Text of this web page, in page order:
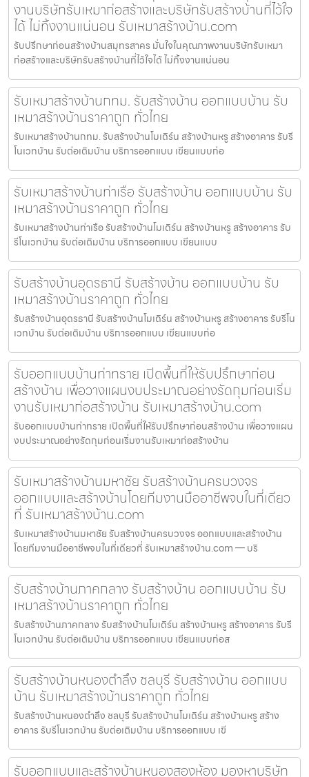
งานบริษัทรับเหมาก่อสร้างและบริษัทรับสร้างบ้านที่ไว้ใจ
ได้ ไม่ทิ้งงานแน่นอน รับเหมาสร้างบ้าน.com
รับปรึกษาก่อนสร้างบ้านสมุทรสาคร มั่นใจในคุณภาพงานบริษัทรับเหมา
ก่อสร้างและบริษัทรับสร้างบ้านที่ไว้ใจได้ ไม่ทิ้งงานแน่นอน
รับเหมาสร้างบ้านกทม. รับสร้างบ้าน ออกแบบบ้าน รับ
เหมาสร้างบ้านราคาถูก ทั่วไทย
รับเหมาสร้างบ้านกทม. รับสร้างบ้านโมเดิร์น สร้างบ้านหรู สร้างอาคาร รับรี
โนเวทบ้าน รับต่อเติมบ้าน บริการออกแบบ เขียนแบบก่อ
รับเหมาสร้างบ้านท่าเรือ รับสร้างบ้าน ออกแบบบ้าน รับ
เหมาสร้างบ้านราคาถูก ทั่วไทย
รับเหมาสร้างบ้านท่าเรือ รับสร้างบ้านโมเดิร์น สร้างบ้านหรู สร้างอาคาร รับ
รีโนเวทบ้าน รับต่อเติมบ้าน บริการออกแบบ เขียนแบบ
รับสร้างบ้านอุดรธานี รับสร้างบ้าน ออกแบบบ้าน รับ
เหมาสร้างบ้านราคาถูก ทั่วไทย
รับสร้างบ้านอุดรธานี รับสร้างบ้านโมเดิร์น สร้างบ้านหรู สร้างอาคาร รับรีโน
เวทบ้าน รับต่อเติมบ้าน บริการออกแบบ เขียนแบบก่อ
รับออกแบบบ้านท่าทราย เปิดพื้นที่ให้รับปรึกษาก่อน
สร้างบ้าน เพื่อวางแผนงบประมาณอย่างรัดกุมก่อนเริ่ม
งานรับเหมาก่อสร้างบ้าน รับเหมาสร้างบ้าน.com
รับออกแบบบ้านท่าทราย เปิดพื้นที่ให้รับปรึกษาก่อนสร้างบ้าน เพื่อวางแผน
งบประมาณอย่างรัดกุมก่อนเริ่มงานรับเหมาก่อสร้างบ้าน
รับเหมาสร้างบ้านมหาชัย รับสร้างบ้านครบวงจร
ออกแบบและสร้างบ้านโดยทีมงานมืออาชีพจบในที่เดียว
ที่ รับเหมาสร้างบ้าน.com
รับเหมาสร้างบ้านมหาชัย รับสร้างบ้านครบวงจร ออกแบบและสร้างบ้าน
โดยทีมงานมืออาชีพจบในที่เดียวที่ รับเหมาสร้างบ้าน.com — บริ
รับสร้างบ้านภาคกลาง รับสร้างบ้าน ออกแบบบ้าน รับ
เหมาสร้างบ้านราคาถูก ทั่วไทย
รับสร้างบ้านภาคกลาง รับสร้างบ้านโมเดิร์น สร้างบ้านหรู สร้างอาคาร รับรี
โนเวทบ้าน รับต่อเติมบ้าน บริการออกแบบ เขียนแบบก่อส
รับสร้างบ้านหนองตำลึง ชลบุรี รับสร้างบ้าน ออกแบบ
บ้าน รับเหมาสร้างบ้านราคาถูก ทั่วไทย
รับสร้างบ้านหนองตำลึง ชลบุรี รับสร้างบ้านโมเดิร์น สร้างบ้านหรู สร้าง
อาคาร รับรีโนเวทบ้าน รับต่อเติมบ้าน บริการออกแบบ เขี
รับออกแบบและสร้างบ้านหนองสองห้อง มองหาบริษัท